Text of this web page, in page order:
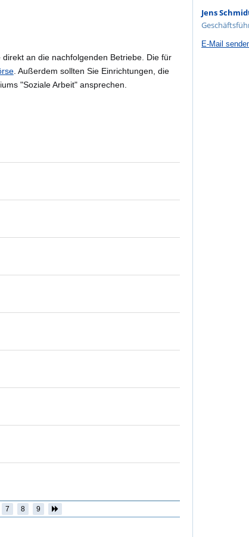
an die nachfolgenden Betriebe. Die für
. Außerdem sollten Sie Einrichtungen, die
"Soziale Arbeit" ansprechen.
7 8 9
Jens
E-Mail